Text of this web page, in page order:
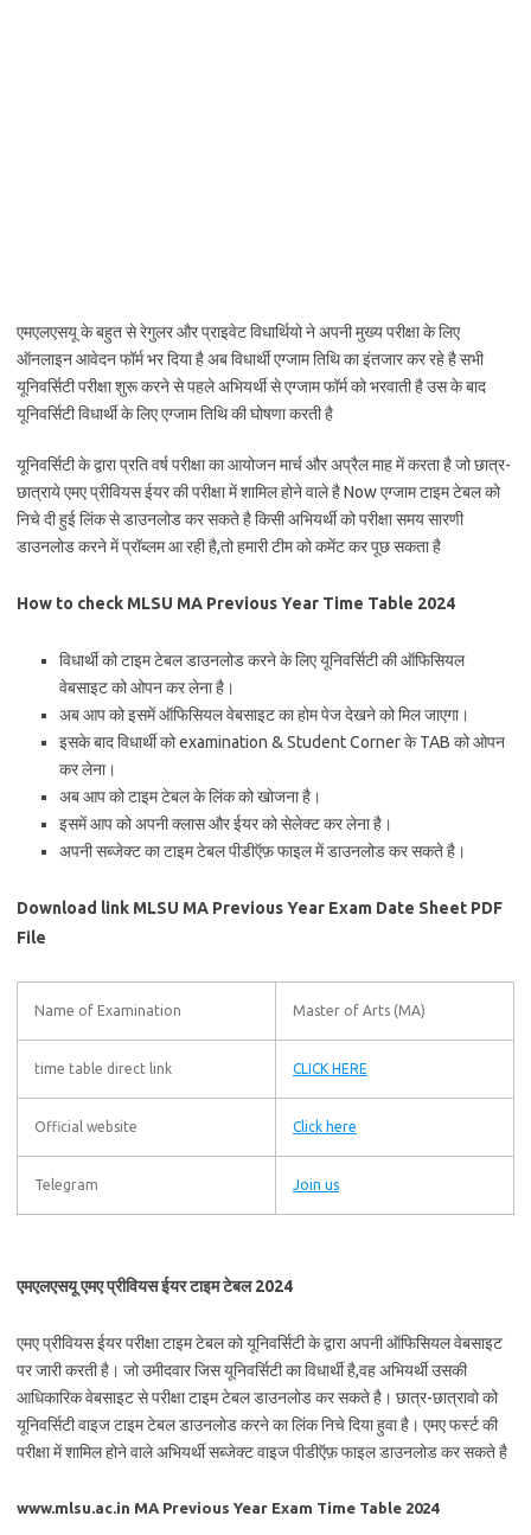
एमएलएसयू के बहुत से रेगुलर और प्राइवेट विधार्थियो ने अपनी मुख्य परीक्षा के लिए
ऑनलाइन आवेदन फॉर्म भर दिया है अब विधार्थी एग्जाम तिथि का इंतजार कर रहे है सभी
यूनिवर्सिटी परीक्षा शुरू करने से पहले अभियर्थी से एग्जाम फॉर्म को भरवाती है उस के बाद
यूनिवर्सिटी विधार्थी के लिए एग्जाम तिथि की घोषणा करती है
यूनिवर्सिटी के द्वारा प्रति वर्ष परीक्षा का आयोजन मार्च और अप्रैल माह में करता है जो छात्र-
छात्राये एमए प्रीवियस ईयर की परीक्षा में शामिल होने वाले है Now एग्जाम टाइम टेबल को
निचे दी हुई लिंक से डाउनलोड कर सकते है किसी अभियर्थी को परीक्षा समय सारणी
डाउनलोड करने में प्रॉब्लम आ रही है,तो हमारी टीम को कमेंट कर पूछ सकता है
How to check MLSU MA Previous Year Time Table 2024
विधार्थी को टाइम टेबल डाउनलोड करने के लिए यूनिवर्सिटी की ऑफिसियल
वेबसाइट को ओपन कर लेना है।
अब आप को इसमें ऑफिसियल वेबसाइट का होम पेज देखने को मिल जाएगा।
इसके बाद विधार्थी को examination & Student Corner के TAB को ओपन
कर लेना।
अब आप को टाइम टेबल के लिंक को खोजना है।
इसमें आप को अपनी क्लास और ईयर को सेलेक्ट कर लेना है।
अपनी सब्जेक्ट का टाइम टेबल पीडीऍफ़ फाइल में डाउनलोड कर सकते है।
Download link MLSU MA Previous Year Exam Date Sheet PDF
File
Name of Examination Master of Arts (MA)
time table direct link CLICK HERE
Official website Click here
Telegram Join us
एमएलएसयू एमए प्रीवियस ईयर टाइम टेबल 2024
एमए प्रीवियस ईयर परीक्षा टाइम टेबल को यूनिवर्सिटी के द्वारा अपनी ऑफिसियल वेबसाइट
पर जारी करती है। जो उमीदवार जिस यूनिवर्सिटी का विधार्थी है,वह अभियर्थी उसकी
आधिकारिक वेबसाइट से परीक्षा टाइम टेबल डाउनलोड कर सकते है। छात्र-छात्रावो को
यूनिवर्सिटी वाइज टाइम टेबल डाउनलोड करने का लिंक निचे दिया हुवा है। एमए फर्स्ट की
परीक्षा में शामिल होने वाले अभियर्थी सब्जेक्ट वाइज पीडीऍफ़ फाइल डाउनलोड कर सकते है
www.mlsu.ac.in MA Previous Year Exam Time Table 2024